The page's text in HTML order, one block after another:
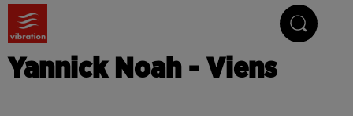
Yannick Noah - Viens